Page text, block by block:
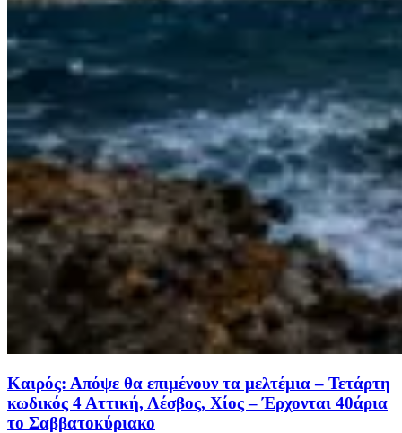
Καιρός: Απόψε θα επιμένουν τα μελτέμια – Τετάρτη
κωδικός 4 Αττική, Λέσβος, Χίος – Έρχονται 40άρια
το Σαββατοκύριακο